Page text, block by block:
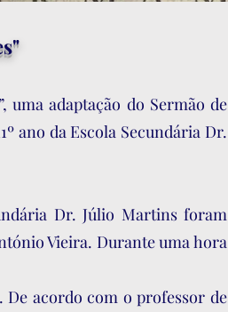
uma adaptação do Sermão de
ano da Escola Secundária Dr.
Dr. Júlio Martins foram
Vieira. Durante uma hora
De acordo com o professor de